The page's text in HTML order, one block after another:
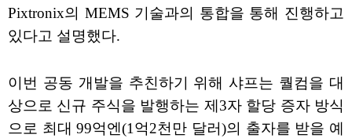
Pixtronix의 MEMS 기술과의 통합을 통해 진행하고
있다고 설명했다.
이번 공동 개발을 추친하기 위해 샤프는 퀄컴을 대
상으로 신규 주식을 발행하는 제3자 할당 증자 방식
으로 최대 99억엔(1억2천만 달러)의 출자를 받을 예